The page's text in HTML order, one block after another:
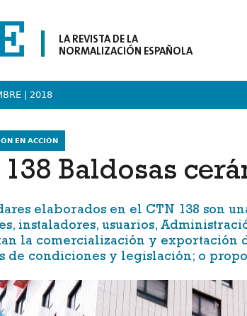
LA REVISTA DE LA
NORMALIZACIÓN ESPAÑOLA
| 2018
EN ACCIÓN
Baldosas
elaborados en el CTN 138 son
instaladores, usuarios,
la comercialización y exportación
de condiciones y legislación; o